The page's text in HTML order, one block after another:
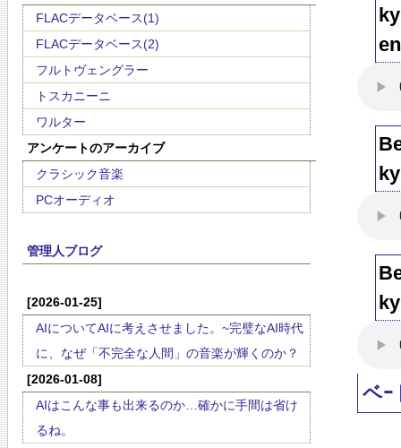
FLACデータベース(1)
FLACデータベース(2)
フルトヴェングラー
トスカニーニ
ワルター
アンケートのアーカイブ
クラシック音楽
PCオーディオ
管理人ブログ
[2026-01-25]
AIについてAIに考えさせました。~完璧なAI時代
に、なぜ「不完全な人間」の音楽が輝くのか？
[2026-01-08]
AIはこんな事も出来るのか…確かに手間は省け
るね。
ベｰ